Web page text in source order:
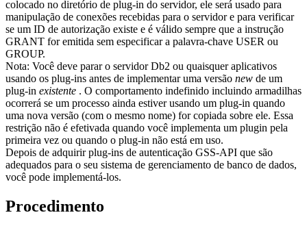
colocado no diretório de plug-in do servidor, ele será usado para
manipulação de conexões recebidas para o servidor e para verificar
se um ID de autorização existe e é válido sempre que a instrução
GRANT for emitida sem especificar a palavra-chave USER ou
GROUP.
Nota: Você deve parar o servidorDb2 ou quaisquer aplicativos
usando os plug-ins antes de implementar uma versão new de um
plug-in existente . O comportamento indefinido incluindo armadilhas
ocorrerá se um processo ainda estiver usando um plug-in quando
uma nova versão (com o mesmo nome) for copiada sobre ele. Essa
restrição não é efetivada quando você implementa um plugin pela
primeira vez ou quando o plug-in não está em uso.
Depois de adquirir plug-ins de autenticação GSS-API que são
adequados para o seu sistema de gerenciamento de banco de dados,
você pode implementá-los.
Procedimento